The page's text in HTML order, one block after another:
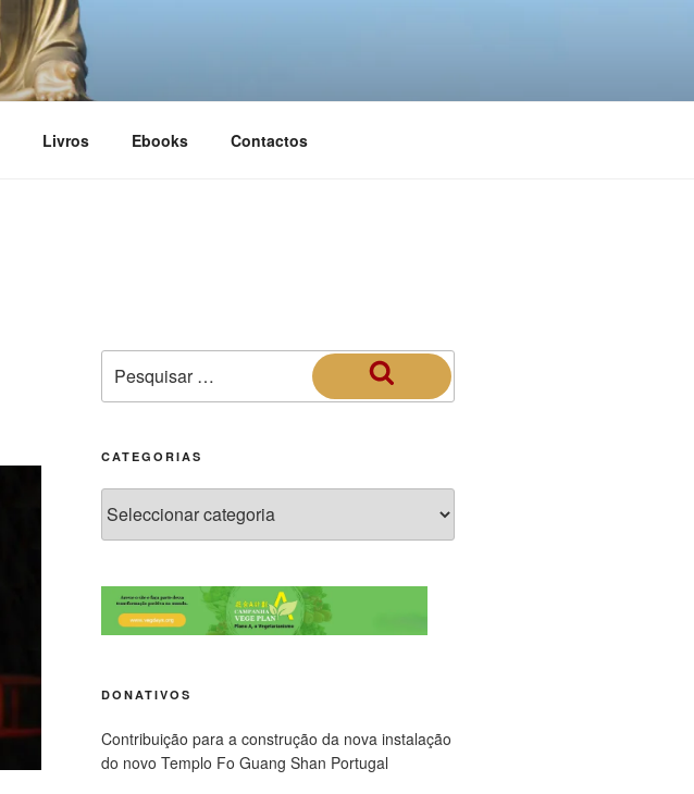
Livros Ebooks Contactos
CATEGORIAS
DONATIVOS
Contribuição para a construção da nova instalação
do novo Templo Fo Guang Shan Portugal